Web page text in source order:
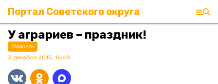
Портал Советского округа
У аграриев – праздник!
Новость
3 декабря 2015, 16:48